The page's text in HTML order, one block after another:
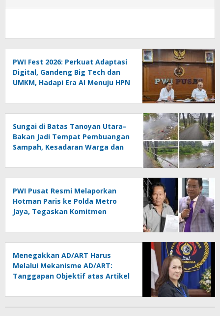
PWI Fest 2026: Perkuat Adaptasi
Digital, Gandeng Big Tech dan
UMKM, Hadapi Era AI Menuju HPN
Sungai di Batas Tanoyan Utara–
Bakan Jadi Tempat Pembuangan
Sampah, Kesadaran Warga dan
Dipertanyakan
PWI Pusat Resmi Melaporkan
Hotman Paris ke Polda Metro
Jaya, Tegaskan Komitmen
Menegakkan AD/ART Harus
Melalui Mekanisme AD/ART:
Tanggapan Objektif atas Artikel
Konspirasi Melanggar Aturan”